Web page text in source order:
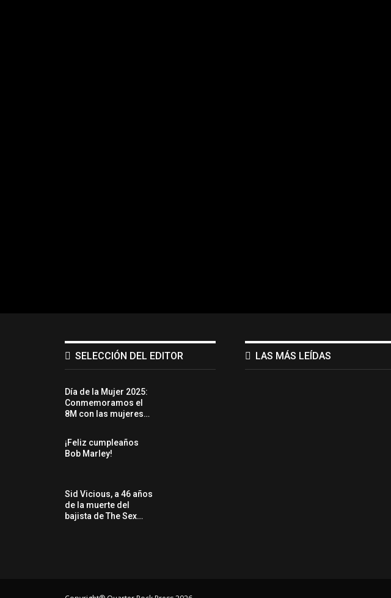
SELECCIÓN DEL EDITOR
Día de la Mujer 2025:
Conmemoramos el
8M con las mujeres…
¡Feliz cumpleaños
Bob Marley!
Sid Vicious, a 46 años
de la muerte del
bajista de The Sex…
LAS MÁS LEÍDAS